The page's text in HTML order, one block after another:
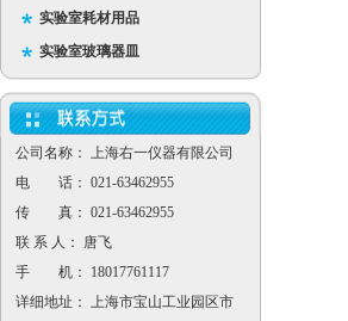
实验室耗材用品
实验室玻璃器皿
公司名称： 上海右一仪器有限公司
电 话： 021-63462955
传 真： 021-63462955
联 系 人： 唐飞
手 机： 18017761117
详细地址： 上海市宝山工业园区市